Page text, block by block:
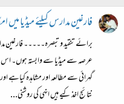
فارغین مدارس کیلئے میڈیا میں
برائے تنقید و تبصرہ۔۔۔۔۔ فارغین
عرصہ سے میڈیا سے وابستہ ہوں۔ اس
گہرائی سے مطالعہ اور مشاہدہ
نتائج اخذ کیے ہیں انہی کی روشنی...